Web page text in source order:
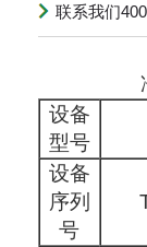
联系我们
设备
型号
设备
序列
号